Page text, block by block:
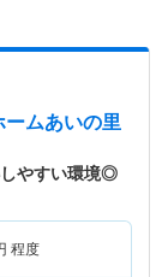
ムあいの里
しやすい環境◎
程度